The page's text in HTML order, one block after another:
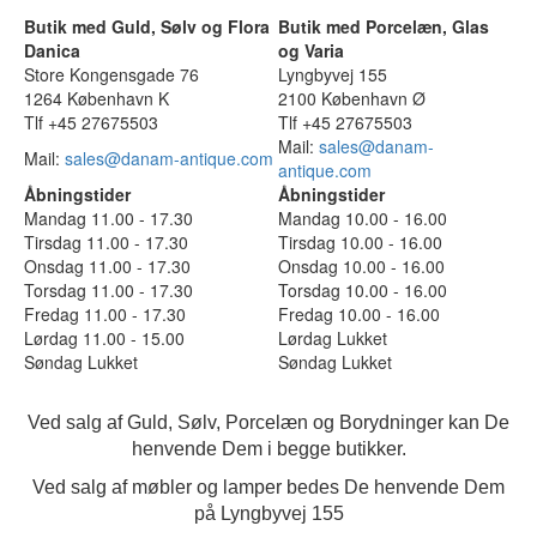
Butik med Guld, Sølv og Flora
Danica
Butik med Porcelæn, Glas
og Varia
Store Kongensgade 76
Lyngbyvej 155
1264 København K
2100 København Ø
Tlf +45 27675503
Tlf +45 27675503
Mail: sales@danam-antique.com Mail: sales@danam-
antique.com
Åbningstider
Åbningstider
Mandag 11.00 - 17.30
Mandag 10.00 - 16.00
Tirsdag 11.00 - 17.30
Tirsdag 10.00 - 16.00
Onsdag 11.00 - 17.30
Onsdag 10.00 - 16.00
Torsdag 11.00 - 17.30
Torsdag 10.00 - 16.00
Fredag 11.00 - 17.30
Fredag 10.00 - 16.00
Lørdag 11.00 - 15.00
Lørdag Lukket
Søndag Lukket
Søndag Lukket
Ved salg af Guld, Sølv, Porcelæn og Borydninger kan De
henvende Dem i begge butikker.
Ved salg af møbler og lamper bedes De henvende Dem
på Lyngbyvej 155